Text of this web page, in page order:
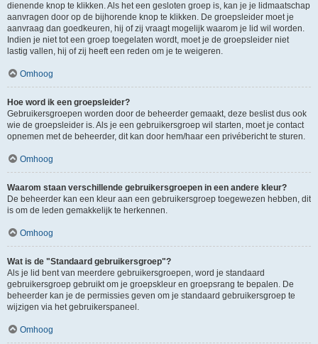
dienende knop te klikken. Als het een gesloten groep is, kan je je lidmaatschap
aanvragen door op de bijhorende knop te klikken. De groepsleider moet je
aanvraag dan goedkeuren, hij of zij vraagt mogelijk waarom je lid wil worden.
Indien je niet tot een groep toegelaten wordt, moet je de groepsleider niet
lastig vallen, hij of zij heeft een reden om je te weigeren.
Omhoog
Hoe word ik een groepsleider?
Gebruikersgroepen worden door de beheerder gemaakt, deze beslist dus ook
wie de groepsleider is. Als je een gebruikersgroep wil starten, moet je contact
opnemen met de beheerder, dit kan door hem/haar een privébericht te sturen.
Omhoog
Waarom staan verschillende gebruikersgroepen in een andere kleur?
De beheerder kan een kleur aan een gebruikersgroep toegewezen hebben, dit
is om de leden gemakkelijk te herkennen.
Omhoog
Wat is de "Standaard gebruikersgroep"?
Als je lid bent van meerdere gebruikersgroepen, word je standaard
gebruikersgroep gebruikt om je groepskleur en groepsrang te bepalen. De
beheerder kan je de permissies geven om je standaard gebruikersgroep te
wijzigen via het gebruikerspaneel.
Omhoog